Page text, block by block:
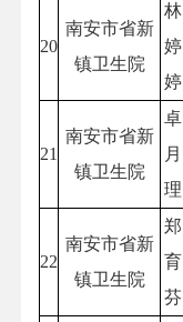
20
南安市省新
镇卫生院
林
婷
婷
21
南安市省新
镇卫生院
卓
月
理
22
南安市省新
镇卫生院
郑
育
芬